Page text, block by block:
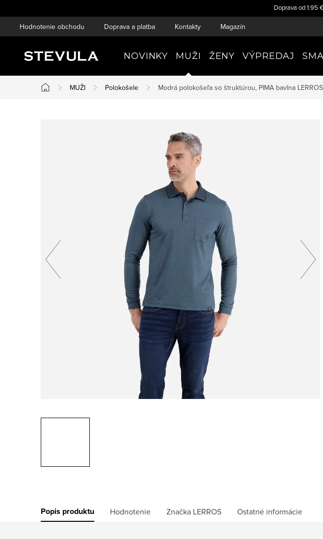
na
Doprava od 1.95
Hodnotenie obchodu Doprava a platba Kontakty Magazín
NOVINKY MUŽI ŽENY VÝPREDAJ
Domov
MUŽI Polokošele Modrá polokošeľa so štruktúrou, PIMA bavlna LERROS
Popis produktu Hodnotenie Značka LERROS Ostatné informácie